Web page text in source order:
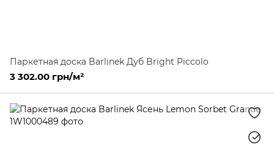
Паркетная доска Barlinek Дуб Bright Piccolo
3 302.00 грн/м²